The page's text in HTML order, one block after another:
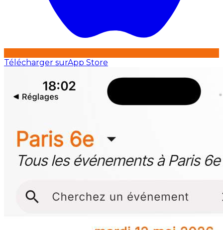
Télécharger surApp Store